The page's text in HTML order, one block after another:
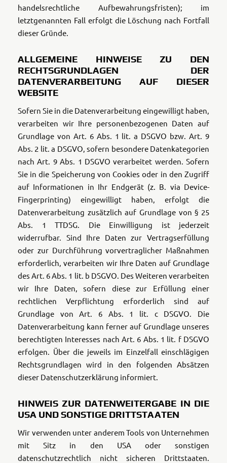
handelsrechtliche Aufbewahrungsfristen); im
letztgenannten Fall erfolgt die Löschung nach Fortfall
dieser Gründe.
ALLGEMEINE HINWEISE ZU DEN
RECHTSGRUNDLAGEN DER
DATENVERARBEITUNG AUF DIESER
WEBSITE
Sofern Sie in die Datenverarbeitung eingewilligt haben,
verarbeiten wir Ihre personenbezogenen Daten auf
Grundlage von Art. 6 Abs. 1 lit. a DSGVO bzw. Art. 9
Abs. 2 lit. a DSGVO, sofern besondere Datenkategorien
nach Art. 9 Abs. 1 DSGVO verarbeitet werden. Sofern
Sie in die Speicherung von Cookies oder in den Zugriff
auf Informationen in Ihr Endgerät (z. B. via Device-
Fingerprinting) eingewilligt haben, erfolgt die
Datenverarbeitung zusätzlich auf Grundlage von § 25
Abs. 1 TTDSG. Die Einwilligung ist jederzeit
widerrufbar. Sind Ihre Daten zur Vertragserfüllung
oder zur Durchführung vorvertraglicher Maßnahmen
erforderlich, verarbeiten wir Ihre Daten auf Grundlage
des Art. 6 Abs. 1 lit. b DSGVO. Des Weiteren verarbeiten
wir Ihre Daten, sofern diese zur Erfüllung einer
rechtlichen Verpflichtung erforderlich sind auf
Grundlage von Art. 6 Abs. 1 lit. c DSGVO. Die
Datenverarbeitung kann ferner auf Grundlage unseres
berechtigten Interesses nach Art. 6 Abs. 1 lit. f DSGVO
erfolgen. Über die jeweils im Einzelfall einschlägigen
Rechtsgrundlagen wird in den folgenden Absätzen
dieser Datenschutzerklärung informiert.
HINWEIS ZUR DATENWEITERGABE IN DIE
USA UND SONSTIGE DRITTSTAATEN
Wir verwenden unter anderem Tools von Unternehmen
mit Sitz in den USA oder sonstigen
datenschutzrechtlich nicht sicheren Drittstaaten.